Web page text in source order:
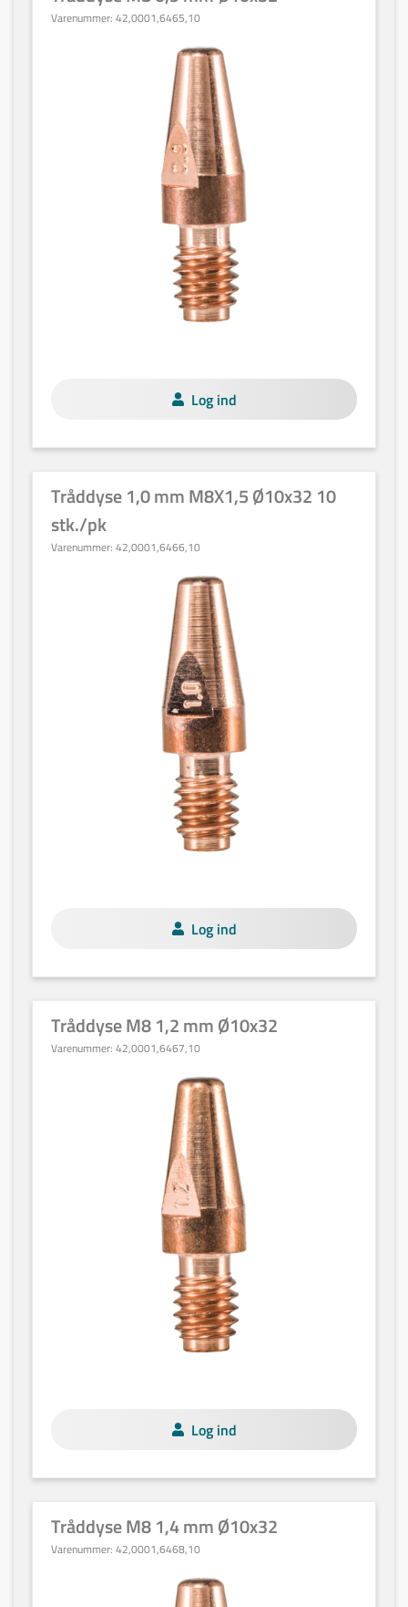
Varenummer: 42,0001,6465,10
Log ind
Tråddyse 1,0 mm M8X1,5 Ø10x32 10
stk./pk
Varenummer: 42,0001,6466,10
Log ind
Tråddyse M8 1,2 mm Ø10x32
Varenummer: 42,0001,6467,10
Log ind
Tråddyse M8 1,4 mm Ø10x32
Varenummer: 42,0001,6468,10